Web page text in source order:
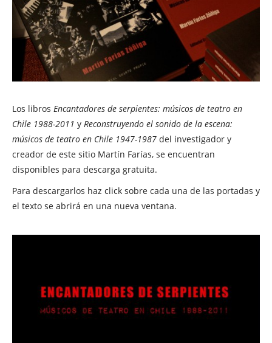
Los libros Encantadores de serpientes: músicos de teatro en
Chile 1988-2011 y Reconstruyendo el sonido de la escena:
músicos de teatro en Chile 1947-1987 del investigador y
creador de este sitio Martín Farías, se encuentran
disponibles para descarga gratuita.
Para descargarlos haz click sobre cada una de las portadas y
el texto se abrirá en una nueva ventana.